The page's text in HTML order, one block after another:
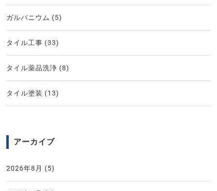
ガルバニウム (5)
タイル工事 (33)
タイル薬品洗浄 (8)
タイル塗装 (13)
アーカイブ
2026年8月 (5)